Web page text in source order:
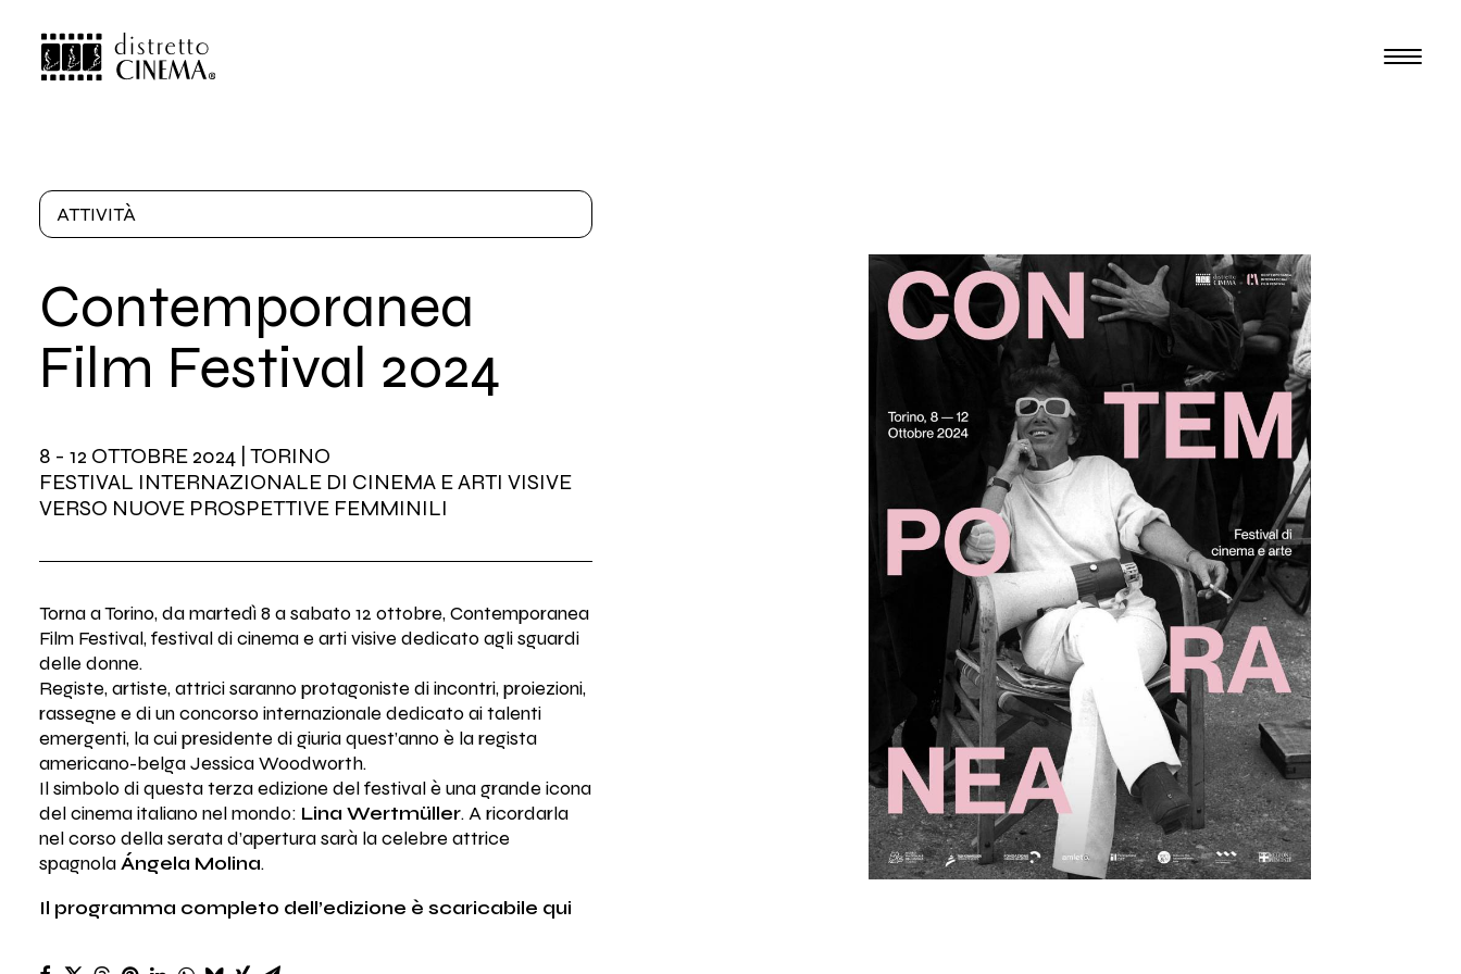
ATTIVITÀ
Contemporanea
Film Festival 2024
8 - 12 OTTOBRE 2024 | TORINO
FESTIVAL INTERNAZIONALE DI CINEMA E ARTI VISIVE
VERSO NUOVE PROSPETTIVE FEMMINILI
Torna a Torino, da martedì 8 a sabato 12 ottobre, Contemporanea
Film Festival, festival di cinema e arti visive dedicato agli sguardi
delle donne.
Registe, artiste, attrici saranno protagoniste di incontri, proiezioni,
rassegne e di un concorso internazionale dedicato ai talenti
emergenti, la cui presidente di giuria quest’anno è la regista
americano-belga Jessica Woodworth.
Il simbolo di questa terza edizione del festival è una grande icona
del cinema italiano nel mondo: Lina Wertmüller. A ricordarla
nel corso della serata d’apertura sarà la celebre attrice
spagnolaÁngela Molina.
Il programma completo dell’edizione è scaricabile qui